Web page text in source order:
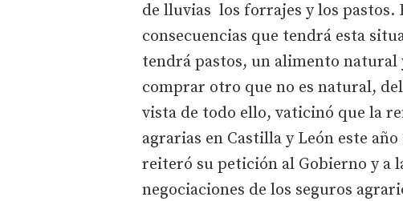
de lluvias los forrajes y los
consecuencias que tendrá esta
tendrá pastos, un alimento natural
comprar otro que no es natural,
vista de todo ello, vaticinó que la
agrarias en Castilla y León este
reiteró su petición al Gobierno y a
negociaciones de los seguros